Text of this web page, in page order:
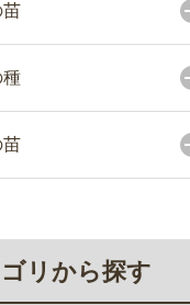
苗
種
苗
リから探す